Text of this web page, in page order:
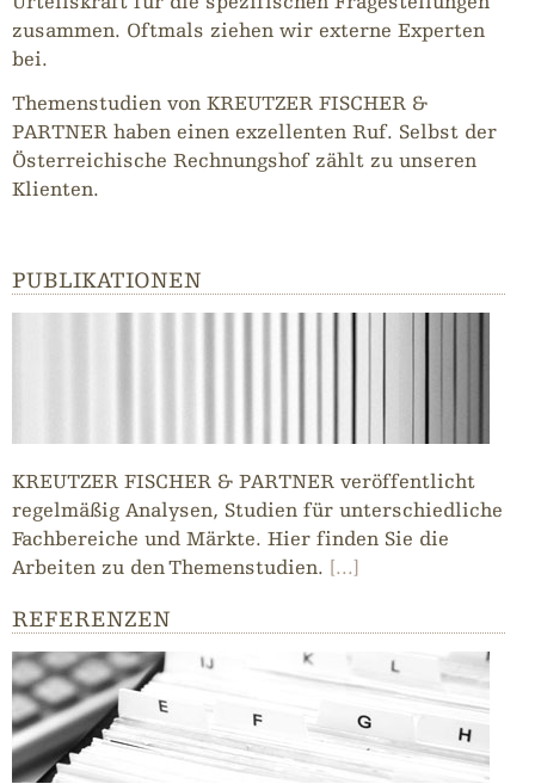
zusammen. Oftmals ziehen wir externe Experten
bei.
Themenstudien von KREUTZER FISCHER &
PARTNER haben einen exzellenten Ruf. Selbst der
Österreichische Rechnungshof zählt zu unseren
Klienten.
PUBLIKATIONEN
KREUTZER FISCHER & PARTNER veröffentlicht
regelmäßig Analysen, Studien für unterschiedliche
Fachbereiche und Märkte. Hier finden Sie die
Arbeiten zu den Themenstudien. [...]
REFERENZEN